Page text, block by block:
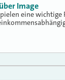
Image
eine wichtige